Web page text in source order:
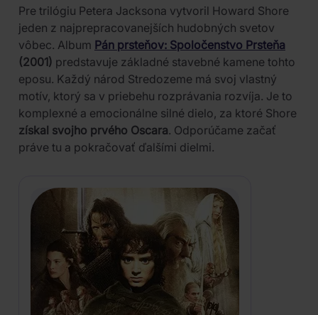
Pre trilógiu Petera Jacksona vytvoril Howard Shore
jeden z najprepracovanejších hudobných svetov
vôbec. Album Pán prsteňov: Spoločenstvo Prsteňa
(2001) predstavuje základné stavebné kamene tohto
eposu. Každý národ Stredozeme má svoj vlastný
motív, ktorý sa v priebehu rozprávania rozvíja. Je to
komplexné a emocionálne silné dielo, za ktoré Shore
získal svojho prvého Oscara. Odporúčame začať
práve tu a pokračovať ďalšími dielmi.